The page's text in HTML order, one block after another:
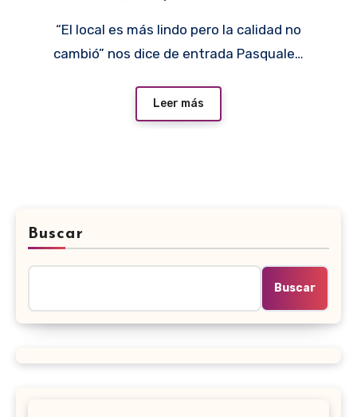
“El local es más lindo pero la calidad no
cambió” nos dice de entrada Pasquale…
Leer más
Buscar
Buscar